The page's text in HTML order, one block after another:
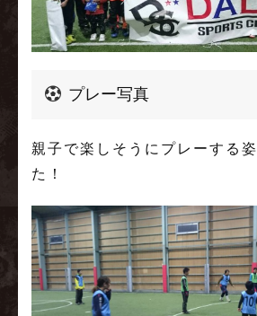
プレー写真
親子で楽しそうにプレーする
た！